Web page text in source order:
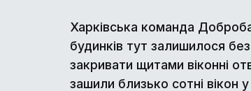
Харківська команда
будинків тут залишилося
закривати щитами віконні
зашили близько сотні вікон